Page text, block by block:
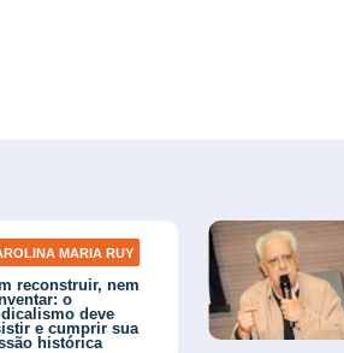
MARIA RUY
reconstruir, nem
o
deve
e cumprir sua
histórica